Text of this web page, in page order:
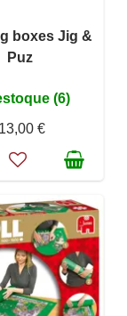
boxes Jig &
Puz
(6)
13,00 €